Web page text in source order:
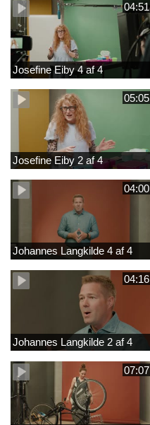
04:51
Josefine Eiby 4 af 4
05:05
Josefine Eiby 2 af 4
04:00
Johannes Langkilde 4 af 4
04:16
Johannes Langkilde 2 af 4
07:07